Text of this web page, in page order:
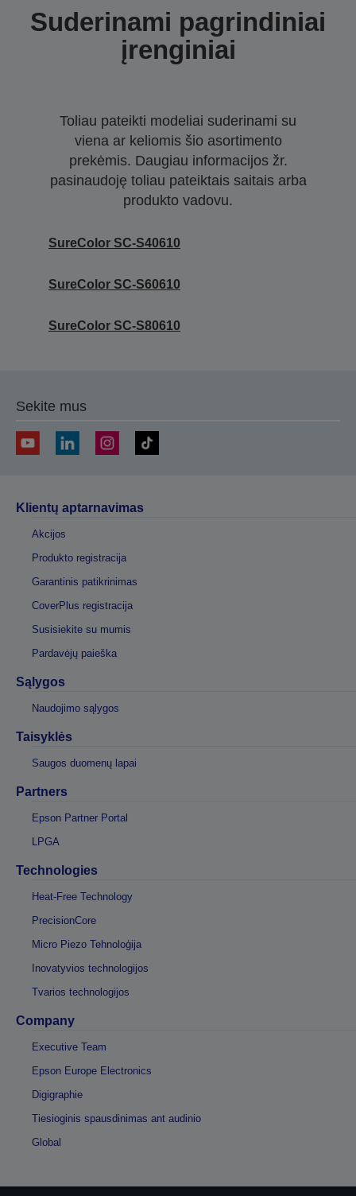
Suderinami pagrindiniai
įrenginiai
Toliau pateikti modeliai suderinami su
viena ar keliomis šio asortimento
prekėmis. Daugiau informacijos žr.
pasinaudoję toliau pateiktais saitais arba
produkto vadovu.
SureColor SC-S40610
SureColor SC-S60610
SureColor SC-S80610
Sekite mus
Klientų aptarnavimas
Akcijos
Produkto registracija
Garantinis patikrinimas
CoverPlus registracija
Susisiekite su mumis
Pardavėjų paieška
Sąlygos
Naudojimo sąlygos
Taisyklės
Saugos duomenų lapai
Partners
Epson Partner Portal
LPGA
Technologies
Heat-Free Technology
PrecisionCore
Micro Piezo Tehnoloģija
Inovatyvios technologijos
Tvarios technologijos
Company
Executive Team
Epson Europe Electronics
Digigraphie
Tiesioginis spausdinimas ant audinio
Global